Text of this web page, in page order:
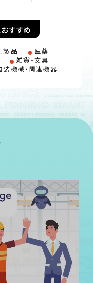
すすめ
製品
医薬
雑貨・文具
装機械・関連機器